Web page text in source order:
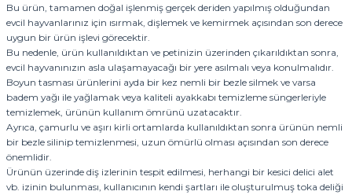
Bu ürün, tamamen doğal işlenmiş gerçek deriden yapılmış olduğundan
evcil hayvanlarınız için ısırmak, dişlemek ve kemirmek açısından son derece
uygun bir ürün işlevi görecektir.
Bu nedenle, ürün kullanıldıktan ve petinizin üzerinden çıkarıldıktan sonra,
evcil hayvanınızın asla ulaşamayacağı bir yere asılmalı veya konulmalıdır.
Boyun tasması ürünlerini ayda bir kez nemli bir bezle silmek ve varsa
badem yağı ile yağlamak veya kaliteli ayakkabı temizleme süngerleriyle
temizlemek, ürünün kullanım ömrünü uzatacaktır.
Ayrıca, çamurlu ve aşırı kirli ortamlarda kullanıldıktan sonra ürünün nemli
bir bezle silinip temizlenmesi, uzun ömürlü olması açısından son derece
önemlidir.
Ürünün üzerinde diş izlerinin tespit edilmesi, herhangi bir kesici delici alet
vb. izinin bulunması, kullanıcının kendi şartları ile oluşturulmuş toka deliği